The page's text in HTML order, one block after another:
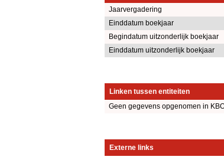
Jaarvergadering
Einddatum boekjaar
Begindatum uitzonderlijk boekjaar
Einddatum uitzonderlijk boekjaar
Linken tussen entiteiten
Geen gegevens opgenomen in
Externe links